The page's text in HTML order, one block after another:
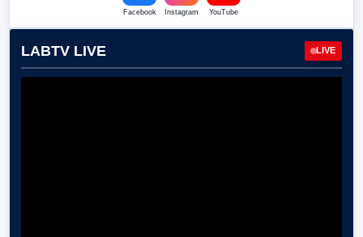
Facebook Instagram YouTube
LABTV LIVE LIVE